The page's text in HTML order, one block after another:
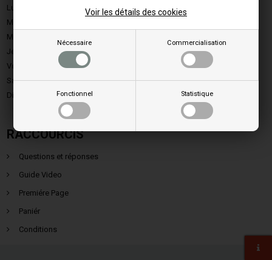
Nécessaire Commercialisation
Fonctionnel Statistique
Voir les détails des cookies
Lundi:
9.00 - 15.00
Mardi:
Mercredi:
Jeudi:
9.00 - 15.00
Vendredi:
9.00 - 13.00
Samedi:
Fermé
Dimanche:
Fermé
RACCOURCIS
Questions et réponses
Guide Video
Premiére Page
Paniér
Conditions